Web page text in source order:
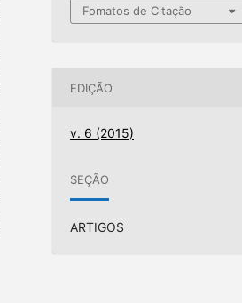
Fomatos de Citação
EDIÇÃO
v. 6 (2015)
SEÇÃO
ARTIGOS